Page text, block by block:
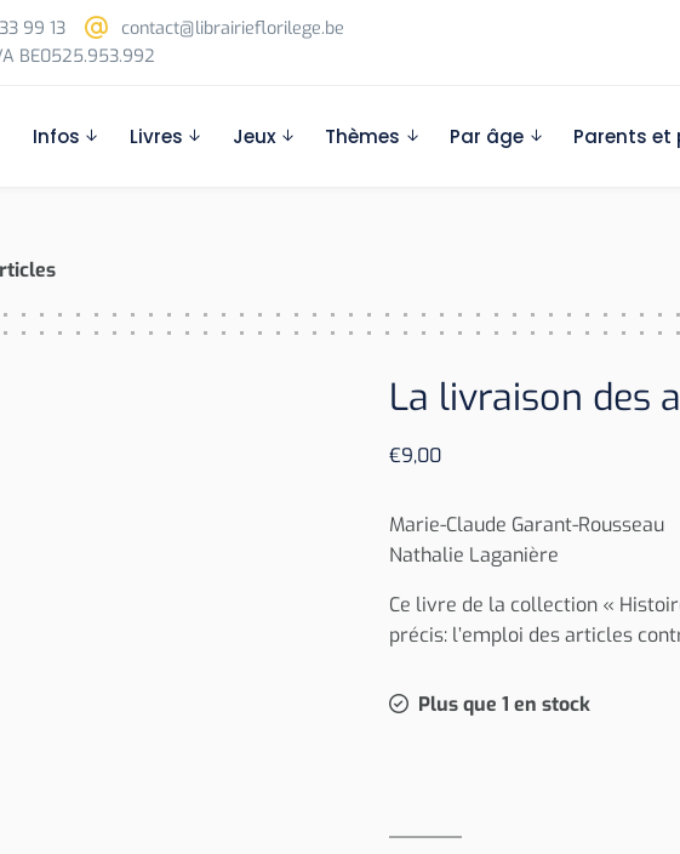
99 13
contact@librairieflorilege.be
BE0525.953.992
Infos Livres Jeux Thèmes Par âge Parents et
La livraison des
€9,00
Marie-Claude Garant-Rousseau
Nathalie Laganière
Ce livre de la collection «
précis: l’emploi des articles
Plus que 1 en stock